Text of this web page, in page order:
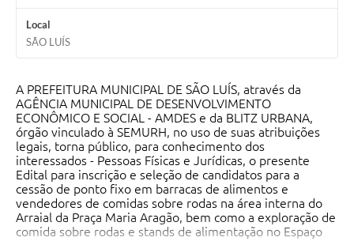
Local
SÃO LUÍS
A PREFEITURA MUNICIPAL DE SÃO LUÍS, através da
AGÊNCIA MUNICIPAL DE DESENVOLVIMENTO
ECONÔMICO E SOCIAL - AMDES e da BLITZ URBANA,
órgão vinculado à SEMURH, no uso de suas atribuições
legais, torna público, para conhecimento dos
interessados - Pessoas Físicas e Jurídicas, o presente
Edital para inscrição e seleção de candidatos para a
cessão de ponto fixo em barracas de alimentos e
vendedores de comidas sobre rodas na área interna do
Arraial da Praça Maria Aragão, bem como a exploração de
comida sobre rodas e stands de alimentação no Espaço